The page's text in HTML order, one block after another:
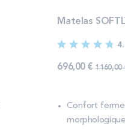
Matelas
696,00 € 1 160,00
Confort ferme